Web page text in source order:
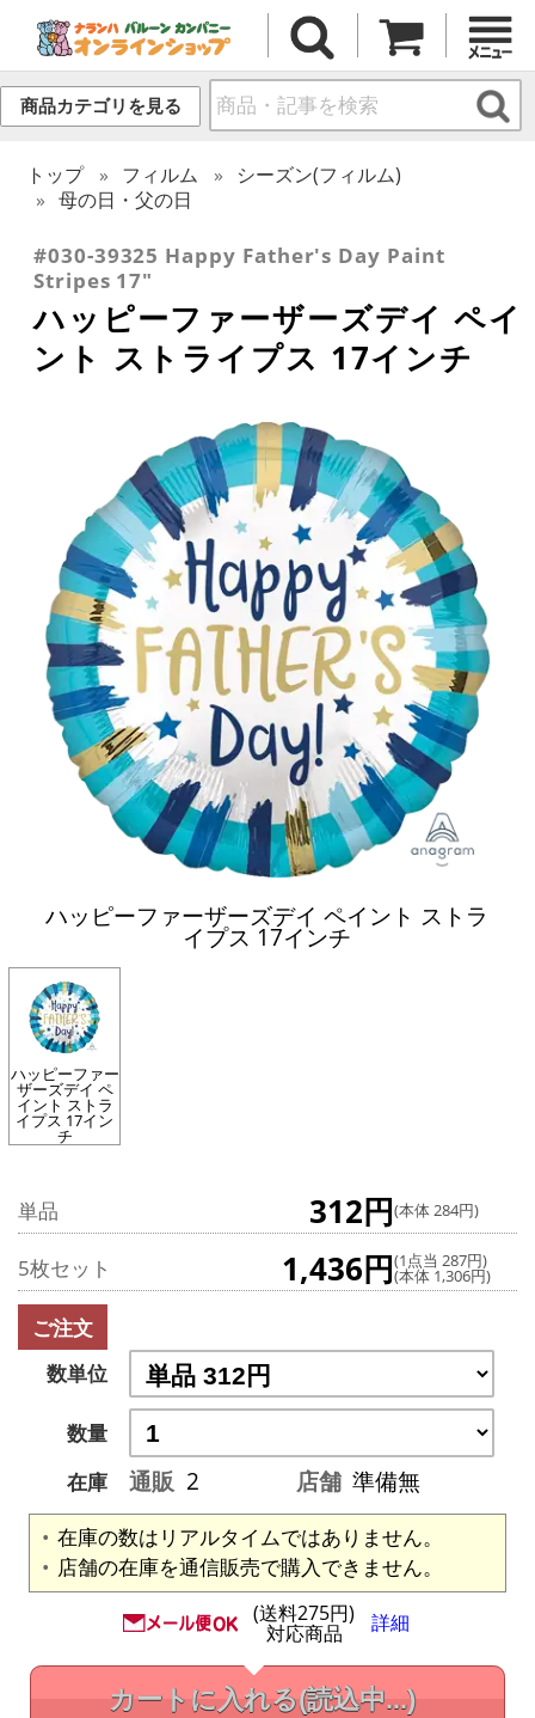
商品カテゴリを見る
トップ フィルム
シーズン(フィルム)
母の日・父の日
#030-39325 Happy Father's Day Paint
Stripes 17"
ハッピーファーザーズデイ ペイ
ント ストライプス 17インチ
ハッピーファーザーズデイ ペイント ストラ
イプス 17インチ
ハッピーファー
ザーズデイ ペ
イント ストラ
イプス 17イン
チ
単品 312円(本体 284円)
5枚セット 1,436円(1点当 287円)
(本体 1,306円)
ご注文
数単位
数量
在庫
通販 2 店舗 準備無
在庫の数はリアルタイムではありません。
店舗の在庫を通信販売で購入できません。
(送料275円)
対応商品 詳細
カートに入れる(読込中...)